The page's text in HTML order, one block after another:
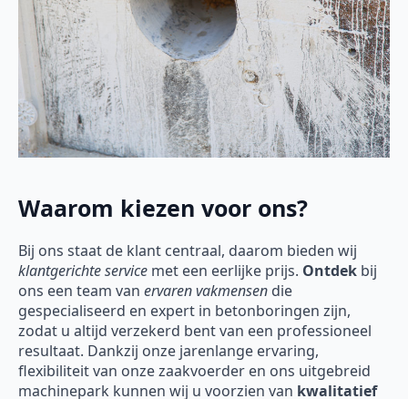
Waarom kiezen voor ons?
Bij ons staat de klant centraal, daarom bieden wij
klantgerichte service met een eerlijke prijs. Ontdek bij
ons een team van ervaren vakmensen die
gespecialiseerd en expert in betonboringen zijn,
zodat u altijd verzekerd bent van een professioneel
resultaat. Dankzij onze jarenlange ervaring,
flexibiliteit van onze zaakvoerder en ons uitgebreid
machinepark kunnen wij u voorzien van kwalitatief